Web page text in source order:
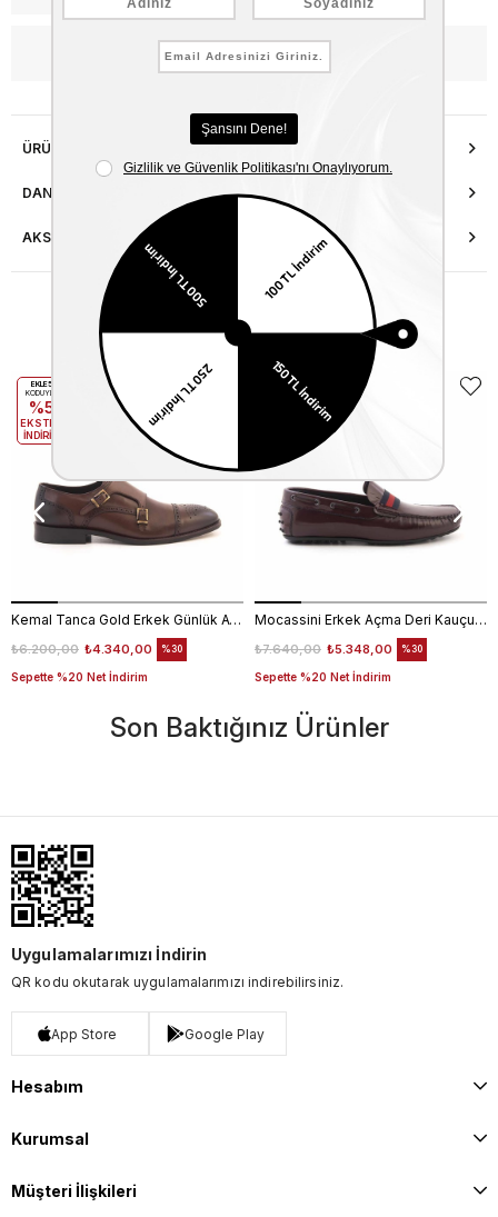
WhatsApp’tan Bilgi Al
ÜRÜN ÖZELLIKLERI
DANIŞMA HATTI
AKSESUAR ONARIMI
Benzer Ürünler
Kemal Tanca Gold Erkek Günlük Ayakkabı 6612-152
₺4.340,00
₺6.200,00
Sepette %20 Net İndirim
%30
EKLE5
KODUYLA
%5
EKSTRA
İNDİRİM
Mocassini Erkek Açma Deri Kauçuk Taban Bordo Günlük Ayakkabı
₺5.348,00
₺7.640,00
Sepette %20 Net İndirim
%30
EKLE5
KODUYLA
Son Baktığınız Ürünler
Uygulamalarımızı İndirin
QR kodu okutarak uygulamalarımızı indirebilirsiniz.
App Store Google Play
Hesabım
Kurumsal
Müşteri İlişkileri